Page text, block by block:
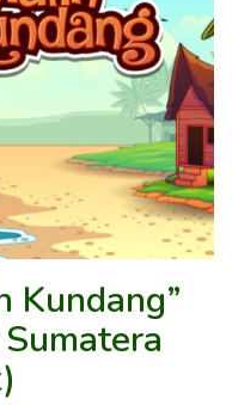
Kundang”